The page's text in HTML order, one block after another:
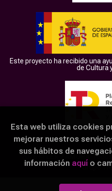
Este proyecto ha recibido una
de Cultura
.
Grupo
Esta web utiliza cookies
mejorar nuestros
sus hábitos de
información aquío